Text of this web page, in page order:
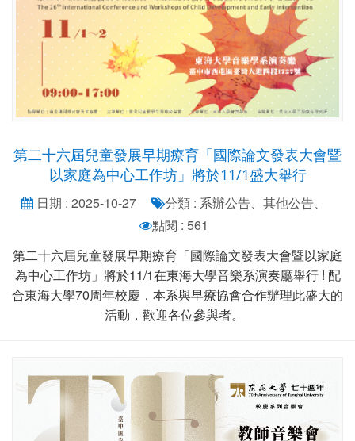
第二十六屆兒童發展早期療育「國際論文發表大會暨
以家庭為中心工作坊」將於11/1盛大舉行
日期 : 2025-10-27
分類 : 系辦公告、其他公告、
點閱 : 561
第二十六屆兒童發展早期療育「國際論文發表大會暨以家庭
為中心工作坊」將於11/1在東海大學音樂系演奏廳舉行 ! 配
合東海大學70周年校慶，本系與早療協會合作辦理此盛大的
活動，歡迎各位參與者。